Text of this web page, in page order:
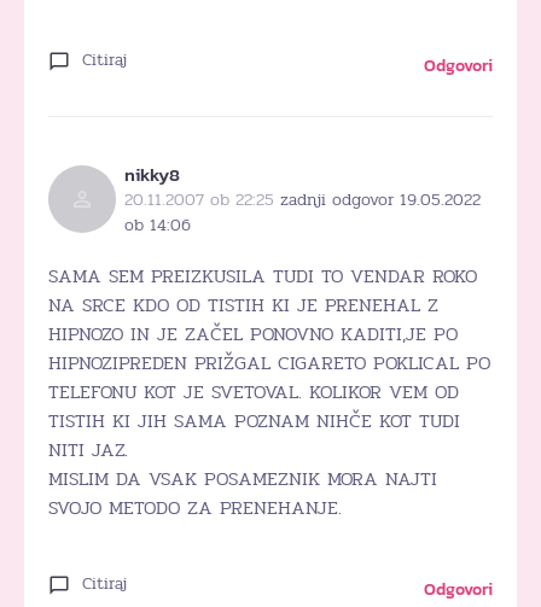
Citiraj Odgovori
nikky8
20.11.2007 ob 22:25 zadnji odgovor 19.05.2022
ob 14:06
SAMA SEM PREIZKUSILA TUDI TO VENDAR ROKO
NA SRCE KDO OD TISTIH KI JE PRENEHAL Z
HIPNOZO IN JE ZAČEL PONOVNO KADITI,JE PO
HIPNOZIPREDEN PRIŽGAL CIGARETO POKLICAL PO
TELEFONU KOT JE SVETOVAL. KOLIKOR VEM OD
TISTIH KI JIH SAMA POZNAM NIHČE KOT TUDI
NITI JAZ.
MISLIM DA VSAK POSAMEZNIK MORA NAJTI
SVOJO METODO ZA PRENEHANJE.
Citiraj Odgovori